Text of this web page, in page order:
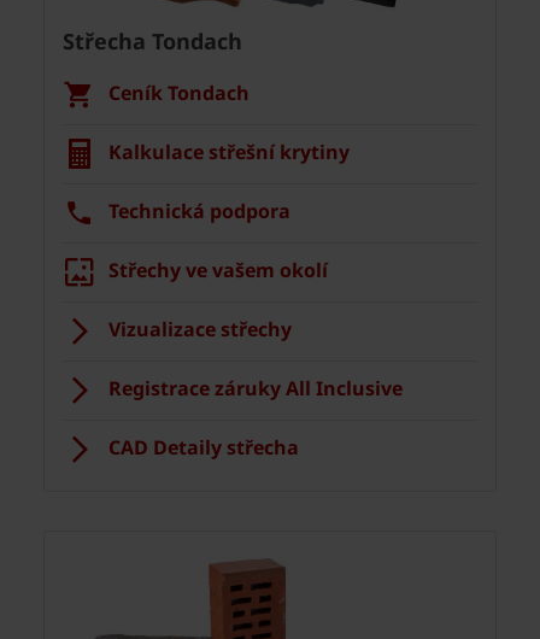
Střecha Tondach
Ceník Tondach
Kalkulace střešní krytiny
Technická podpora
Střechy ve vašem okolí
Vizualizace střechy
Registrace záruky All Inclusive
CAD Detaily střecha